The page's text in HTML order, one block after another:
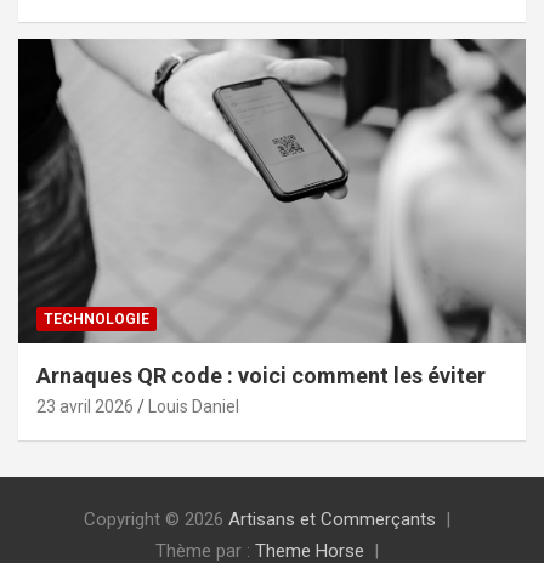
TECHNOLOGIE
Arnaques QR code : voici comment les éviter
23 avril 2026 Louis Daniel
Copyright © 2026 Artisans et Commerçants
Thème par : Theme Horse